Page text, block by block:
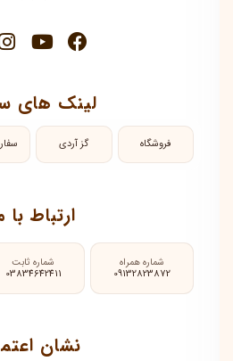
لینک های
فروشگاه گز آردی
ارتباط با
شماره همراه
09132823872
شماره ثابت
03834642411
نشان